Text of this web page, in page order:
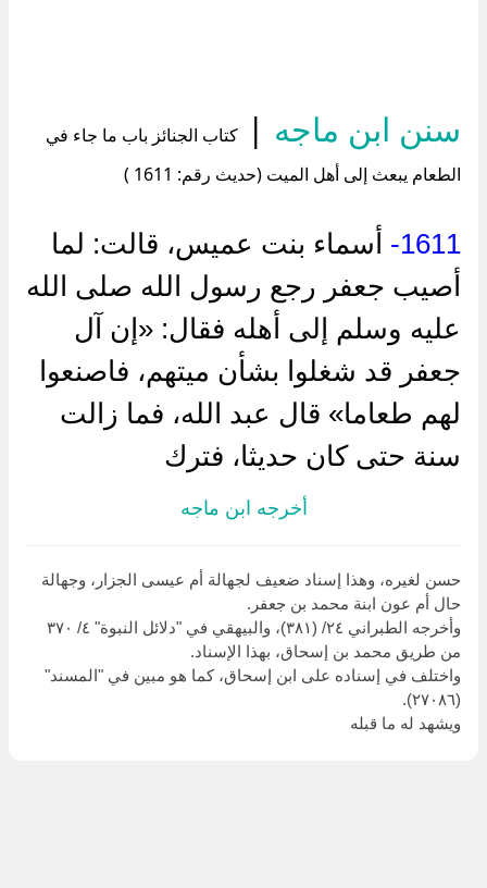
سنن ابن ماجه |
كتاب الجنائز باب ما جاء في
الطعام يبعث إلى أهل الميت (حديث رقم: 1611 )
1611-
أسماء بنت عميس، قالت: لما
أصيب جعفر رجع رسول الله صلى الله
عليه وسلم إلى أهله فقال: «إن آل
جعفر قد شغلوا بشأن ميتهم، فاصنعوا
لهم طعاما» قال عبد الله، فما زالت
سنة حتى كان حديثا، فترك
أخرجه ابن ماجه
حسن لغيره، وهذا إسناد ضعيف لجهالة أم عيسى الجزار، وجهالة
حال أم عون ابنة محمد بن جعفر.
وأخرجه الطبراني ٢٤/ (٣٨١)، والبيهقي في "دلائل النبوة" ٤/ ٣٧٠
من طريق محمد بن إسحاق، بهذا الإسناد.
واختلف في إسناده على ابن إسحاق، كما هو مبين في "المسند"
(٢٧٠٨٦).
ويشهد له ما قبله